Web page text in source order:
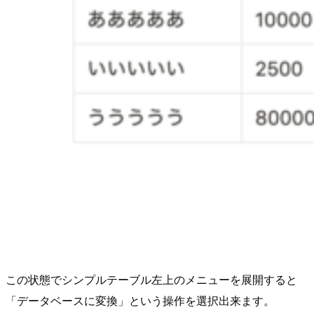
この状態でシンプルテーブル左上のメニューを展開すると
「データベースに変換」という操作を選択出来ます。